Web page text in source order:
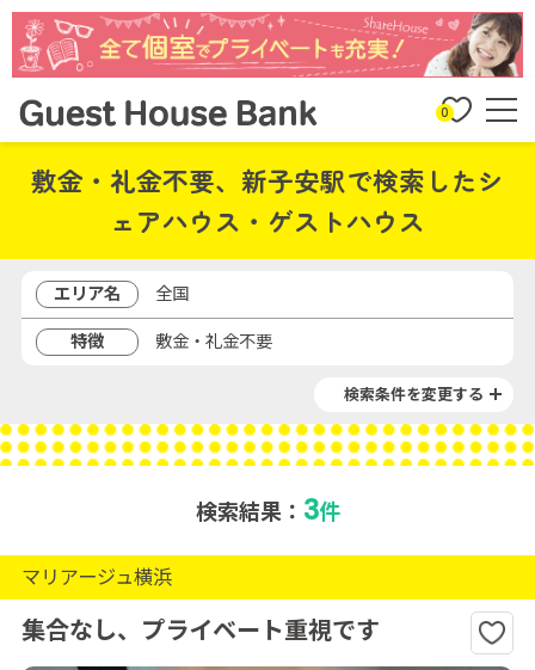
0
敷金・礼金不要、新子安駅で検索したシ
ェアハウス・ゲストハウス
エリア名
全国
特徴
敷金・礼金不要
検索条件を変更する
検索結果： 3件
マリアージュ横浜
集合なし、プライベート重視です